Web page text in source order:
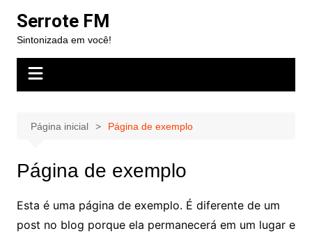
para
conteúdo
Serrote FM
Sintonizada em você!
Página inicial Página de exemplo
Página de exemplo
Esta é uma página de exemplo. É diferente de um
post no blog porque ela permanecerá em um lugar e